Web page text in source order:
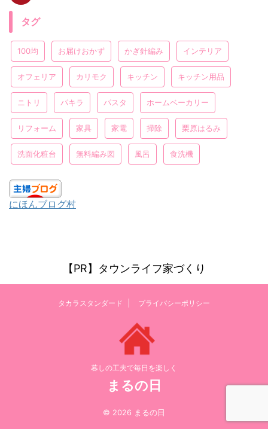
タグ
100均 お届けおかず かぎ針編み インテリア
オフェリア カリモク キッチン キッチン用品
ニトリ パキラ パスタ ホームベーカリー
リフォーム 家具 家電 掃除 栗原はるみ
洗面化粧台 無料編み図 風呂 食洗機
にほんブログ村
【PR】タウンライフ家づくり
タカラスタンダード プライバシーポリシー
暮しの工夫で毎日を楽しく
まるの日
© 2026 まるの日